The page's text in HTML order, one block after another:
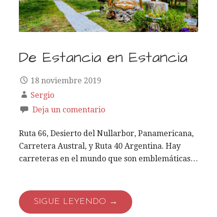
De Estancia en Estancia
18 noviembre 2019
Sergio
Deja un comentario
Ruta 66, Desierto del Nullarbor, Panamericana,
Carretera Austral, y Ruta 40 Argentina. Hay
carreteras en el mundo que son emblemáticas…
SIGUE LEYENDO →